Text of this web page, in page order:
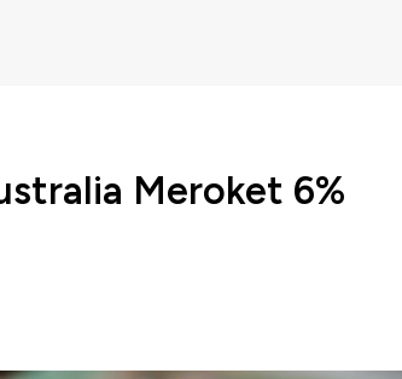
Meroket 6%